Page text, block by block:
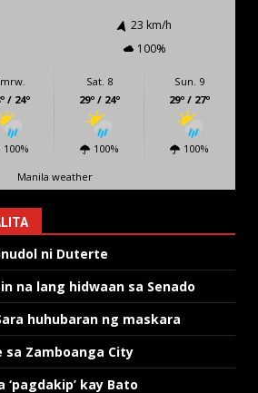
23 km/h
100%
/ 24º
100%
Sat. 8
29º / 24º
100%
Sun. 9
29º / 27º
100%
Manila weather
ni Duterte
na lang hidwaan sa Senado
huhubaran ng maskara
sa Zamboanga City
‘pagdakip’ kay Bato